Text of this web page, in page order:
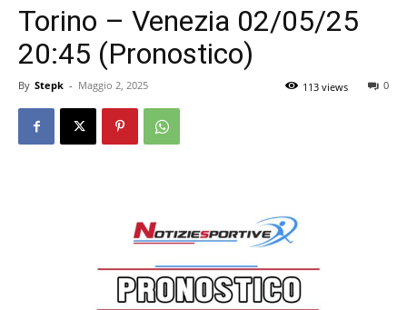
Torino – Venezia 02/05/25
20:45 (Pronostico)
By Stepk - Maggio 2, 2025 0
113 views